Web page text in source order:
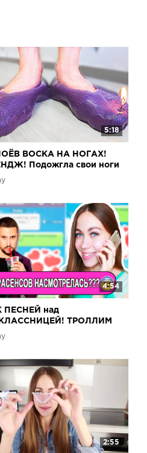
♡ Меня зовут Аня. Я
в плейлистах ты
и лайфхаки, а также
очень нравится снимать
из вас! Спасибо, что вы
день, подпишитесь, чтобы
я погружусь в ванну
как мне нравятся
часть ванна из желе. Мне
и подпишитесь на мой
5:18
ВОСКА НА НОГАХ!
Подожгла свои ноги
4:54
ПЕСНЕЙ над
ТРОЛЛИМ
ПОДРУГУ
2:55